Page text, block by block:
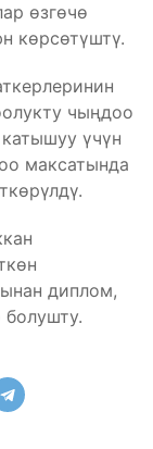
өзгөчө
көрсөтүштү.
чыңдоо
үчүн
максатында
диплом,